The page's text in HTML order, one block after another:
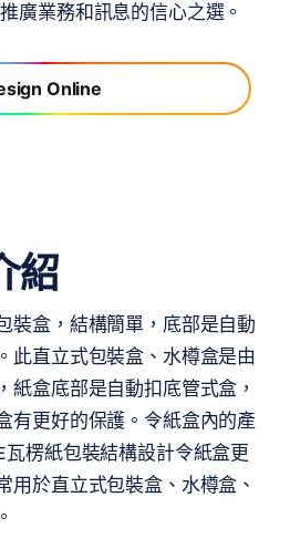
廣業務和訊息的信心之選。
Online
紹
裝盒，結構簡單，底部是自動
此直立式包裝盒、水樽盒是由
紙盒底部是自動扣底管式盒，
有更好的保護。令紙盒內的產
楞紙包裝結構設計令紙盒更
用於直立式包裝盒、水樽盒、